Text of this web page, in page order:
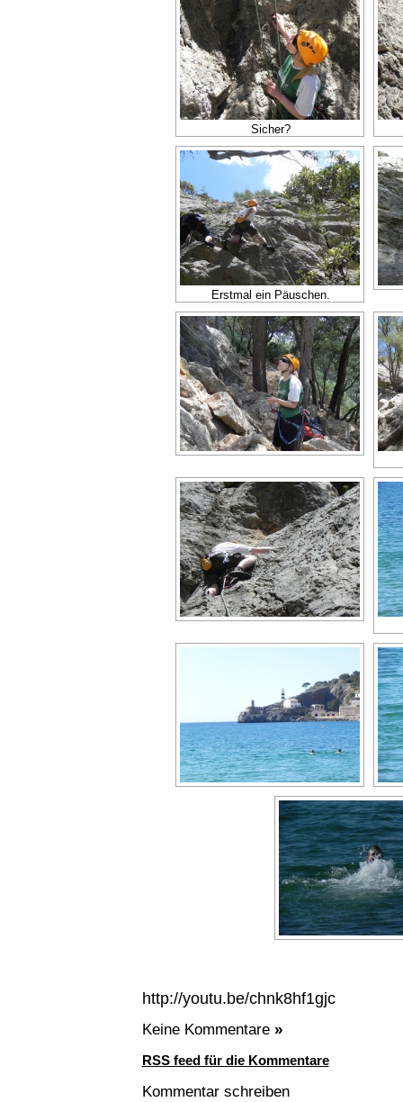
Sicher?
Erstmal ein Päuschen.
http://youtu.be/chnk8hf1gjc
Keine Kommentare »
RSS feed für die Kommentare
Kommentar schreiben